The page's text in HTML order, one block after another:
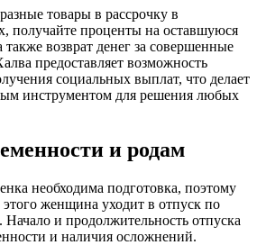
товары в рассрочку в
получайте проценты на оставшуюся
также возврат денег за совершенные
предоставляет возможность
социальных выплат, что делает
инструментом для решения любых
и родам
необходима подготовка, поэтому
этого женщина уходит в отпуск по
и продолжительность отпуска
и наличия осложнений.